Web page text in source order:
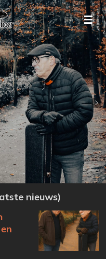
nieuws)